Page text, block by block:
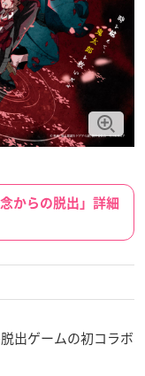
からの脱出」詳細
出ゲームの初コラボ